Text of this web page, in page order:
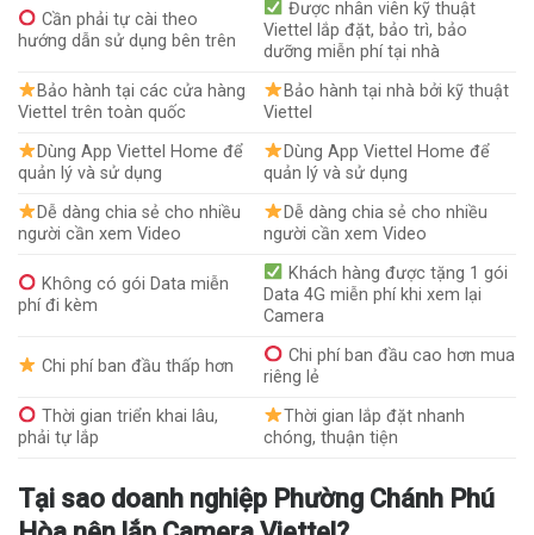
Cần phải tự cài theo
hướng dẫn sử dụng bên trên
Được nhân viên kỹ thuật
Viettel lắp đặt, bảo trì, bảo
dưỡng miễn phí tại nhà
Bảo hành tại các cửa hàng
Viettel trên toàn quốc
Bảo hành tại nhà bởi kỹ thuật
Viettel
Dùng App Viettel Home để
quản lý và sử dụng
Dùng App Viettel Home để
quản lý và sử dụng
Dễ dàng chia sẻ cho nhiều
người cần xem Video
Dễ dàng chia sẻ cho nhiều
người cần xem Video
Không có gói Data miễn
phí đi kèm
Khách hàng được tặng 1 gói
Data 4G miễn phí khi xem lại
Camera
Chi phí ban đầu thấp hơn
Chi phí ban đầu cao hơn mua
riêng lẻ
Thời gian triển khai lâu,
phải tự lắp
Thời gian lắp đặt nhanh
chóng, thuận tiện
Tại sao doanh nghiệp Phường Chánh Phú